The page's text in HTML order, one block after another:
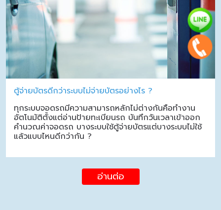
ตู้จ่ายบัตรดีกว่าระบบไม่จ่ายบัตรอย่างไร ?
ทุกระบบจอดรถมีความสามารถหลักไม่ต่างกันคือทำงาน
อัตโนมัติตั้งแต่อ่านป้ายทะเบียนรถ บันทึกวันเวลาเข้าออก
คำนวณค่าจอดรถ บางระบบใช้ตู้จ่ายบัตรแต่บางระบบไม่ใช้
แล้วแบบไหนดีกว่ากัน ?
อ่านต่อ